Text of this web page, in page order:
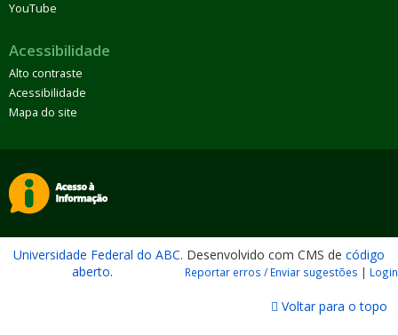
YouTube
Acessibilidade
Alto contraste
Acessibilidade
Mapa do site
Universidade Federal do ABC. Desenvolvido com CMS de código
aberto. Reportar erros / Enviar sugestões | Login
Voltar para o topo